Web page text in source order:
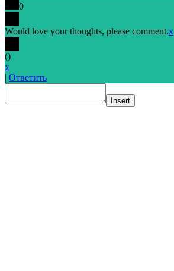
0
Would love your thoughts, please comment.x
()
x
| Ответить
Insert